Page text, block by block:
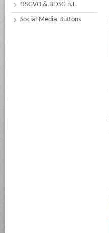
DSGVO & BDSG n.F.
Social-Media-Buttons